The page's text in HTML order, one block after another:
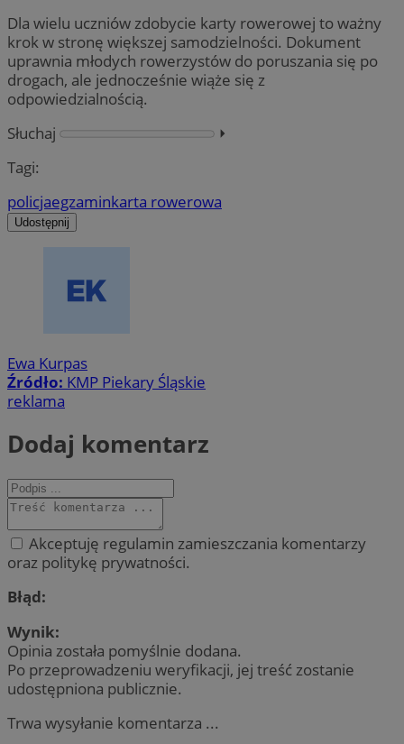
Dla wielu uczniów zdobycie karty rowerowej to ważny
krok w stronę większej samodzielności. Dokument
uprawnia młodych rowerzystów do poruszania się po
drogach, ale jednocześnie wiąże się z
odpowiedzialnością.
Słuchaj
⏵︎
Tagi:
policjaegzaminkarta rowerowa
Udostępnij
Ewa Kurpas
Źródło: KMP Piekary Śląskie
reklama
Dodaj komentarz
Akceptuję regulamin zamieszczania komentarzy
oraz politykę prywatności.
Błąd:
Wynik:
Opinia została pomyślnie dodana.
Po przeprowadzeniu weryfikacji, jej treść zostanie
udostępniona publicznie.
Trwa wysyłanie komentarza ...